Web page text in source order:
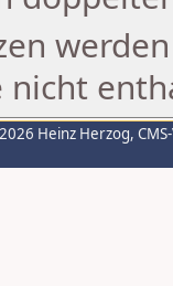
nicht
Heinz Herzog,